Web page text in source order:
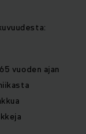
vuoden ajan